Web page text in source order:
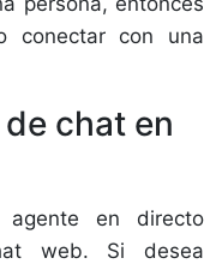
conectar con una
chat en
agente en directo
web. Si desea